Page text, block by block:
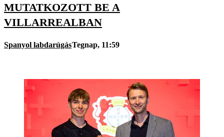
MUTATKOZOTT BE A
VILLARREALBAN
Spanyol labdarúgásTegnap, 11:59